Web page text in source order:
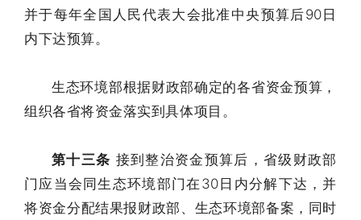
并于每年全国人民代表大会批准中央预算后90日
内下达预算。
生态环境部根据财政部确定的各省资金预算，
组织各省将资金落实到具体项目。
第十三条 接到整治资金预算后，省级财政部
门应当会同生态环境部门在30日内分解下达，并
将资金分配结果报财政部、生态环境部备案，同时